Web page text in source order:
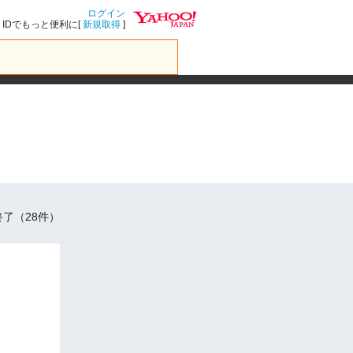
ログイン
IDでもっと便利に[新規取得 ]
（28件）